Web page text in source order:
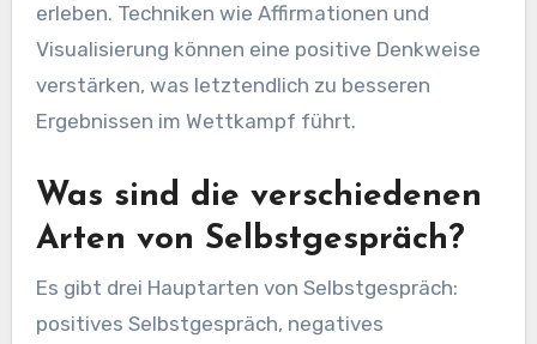
erleben. Techniken wie Affirmationen und
Visualisierung können eine positive Denkweise
verstärken, was letztendlich zu besseren
Ergebnissen im Wettkampf führt.
Was sind die verschiedenen
Arten von Selbstgespräch?
Es gibt drei Hauptarten von Selbstgespräch:
positives Selbstgespräch, negatives